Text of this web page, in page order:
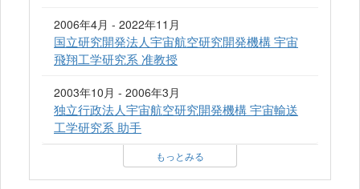
2006年4月 - 2022年11月
国立研究開発法人宇宙航空研究開発機構 宇宙
飛翔工学研究系 准教授
2003年10月 - 2006年3月
独立行政法人宇宙航空研究開発機構 宇宙輸送
工学研究系 助手
もっとみる